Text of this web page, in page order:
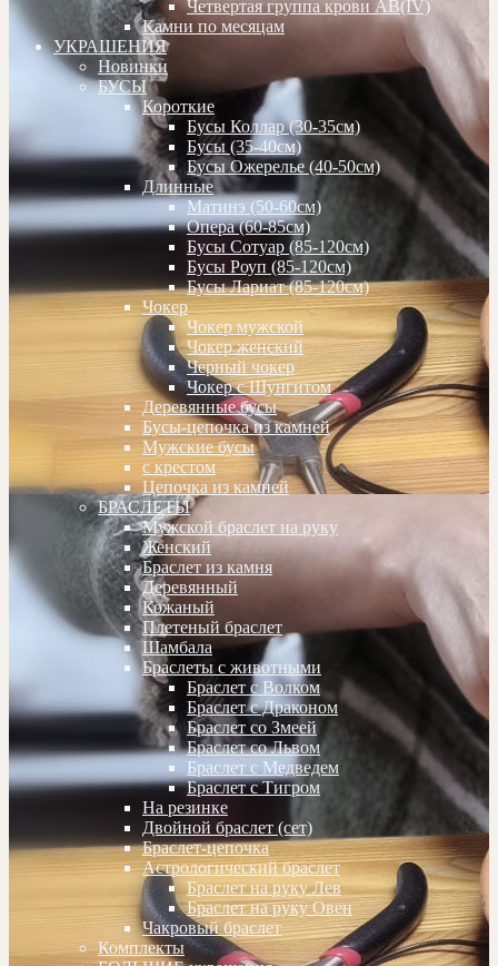
Четвертая группа крови АВ(IV)
Камни по месяцам
УКРАШЕНИЯ
Новинки
БУСЫ
Короткие
Бусы Коллар (30-35см)
Бусы (35-40см)
Бусы Ожерелье (40-50см)
Длинные
Матинэ (50-60см)
Опера (60-85см)
Бусы Сотуар (85-120см)
Бусы Роуп (85-120см)
Бусы Лариат (85-120см)
Чокер
Чокер мужской
Чокер женский
Черный чокер
Чокер с Шунгитом
Деревянные бусы
Бусы-цепочка из камней
Мужские бусы
с крестом
Цепочка из камней
БРАСЛЕТЫ
Мужской браслет на руку
Женский
Браслет из камня
Деревянный
Кожаный
Плетеный браслет
Шамбала
Браслеты с животными
Браслет с Волком
Браслет с Драконом
Браслет со Змеей
Браслет со Львом
Браслет с Медведем
Браслет с Тигром
На резинке
Двойной браслет (сет)
Браслет-цепочка
Астрологический браслет
Браслет на руку Лев
Браслет на руку Овен
Чакровый браслет
Комплекты